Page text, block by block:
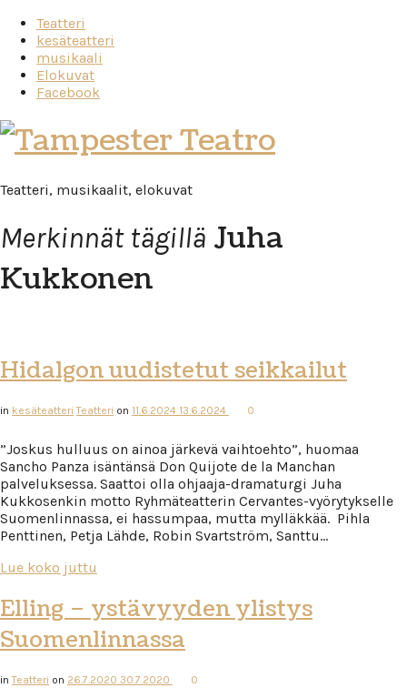
Teatteri
kesäteatteri
musikaali
Elokuvat
Facebook
Tampester
Teatro
Teatteri, musikaalit, elokuvat
Merkinnät tägillä Juha
Kukkonen
Hidalgon uudistetut seikkailut
in kesäteatteri Teatteri on 11.6.2024 13.6.2024 0
”Joskus hulluus on ainoa järkevä vaihtoehto”, huomaa
Sancho Panza isäntänsä Don Quijote de la Manchan
palveluksessa. Saattoi olla ohjaaja-dramaturgi Juha
Kukkosenkin motto Ryhmäteatterin Cervantes-vyörytykselle
Suomenlinnassa, ei hassumpaa, mutta mylläkkää. Pihla
Penttinen, Petja Lähde, Robin Svartström, Santtu…
Lue koko juttu
Elling – ystävyyden ylistys
Suomenlinnassa
inTeatteri on 26.7.2020 30.7.2020 0